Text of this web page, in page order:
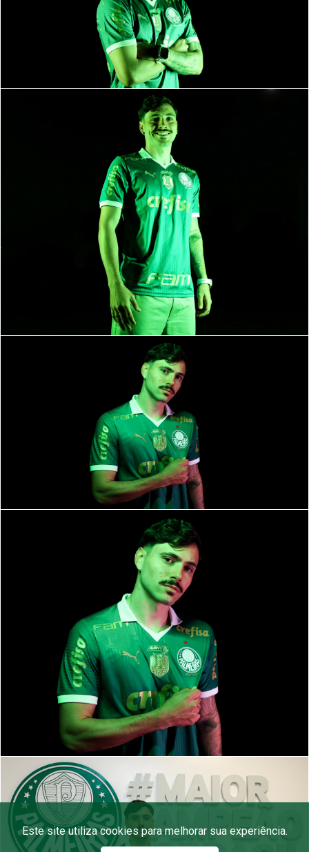
Este site utiliza cookies para melhorar sua experiência.